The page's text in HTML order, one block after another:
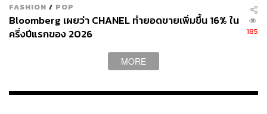
88
ABOUT THE AUTHOR
THE STANDARD WEALTH
ทีมข่าว THE STANDARD
FASHION / POP
Bloomberg เผยว่า CHANEL ทำยอดขายเพิ่มขึ้น 16% ใน
ครึ่งปีแรกของ 2026
185
MORE